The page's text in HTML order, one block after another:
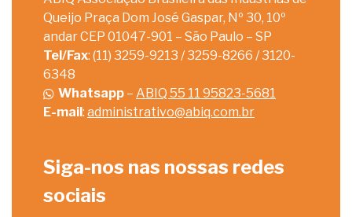
Queijo Praça Dom José Gaspar, Nº 30, 10º
andar CEP 01047-901 – São Paulo – SP
Tel/Fax: (11) 3259-9213 / 3259-8266 / 3120-
6348
Whatsapp – ABIQ 55 11 95823-5681
E-mail: administrativo@abiq.com.br
Siga-nos nas nossas redes
sociais